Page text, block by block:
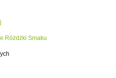
Różdżki Smaku